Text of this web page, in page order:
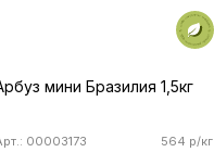
мини Бразилия 1,5кг
564 р/кг
00003173